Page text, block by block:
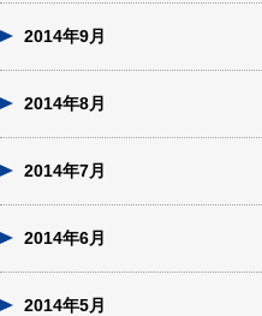
2014年9月
2014年8月
2014年7月
2014年6月
2014年5月